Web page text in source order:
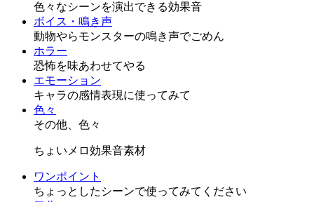
色々なシーンを演出できる効果音
ボイス・鳴き声
動物やらモンスターの鳴き声でごめん
ホラー
恐怖を味あわせてやる
エモーション
キャラの感情表現に使ってみて
色々
その他、色々
ちょいメロ効果音素材
ワンポイント
ちょっとしたシーンで使ってみてください